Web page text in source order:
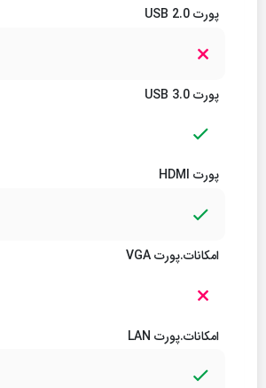
پورت USB 2.0
پورت USB 3.0
پورت HDMI
امکانات.پورت VGA
امکانات.پورت LAN